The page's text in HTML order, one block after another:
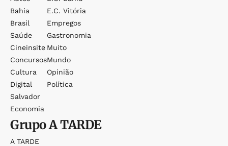
Bahia
Brasil
Saúde
Cineinsite
Concursos
Cultura
Digital
Salvador
Economia
E.c. Vitória
Empregos
Gastronomia
Muito
Mundo
Opinião
Política
GrupoA TARDE
A TARDE